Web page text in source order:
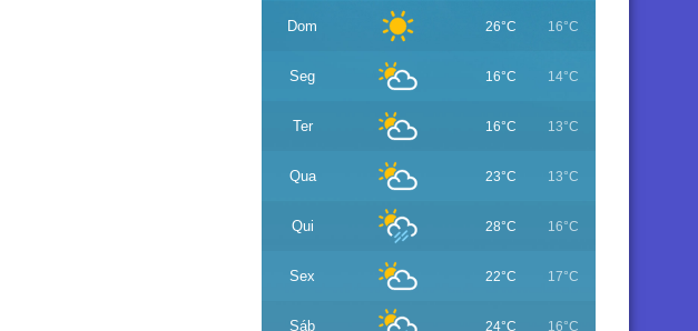
Dom 26°C 16°C
Seg 16°C 14°C
Ter 16°C 13°C
Qua 23°C 13°C
Qui 28°C 16°C
Sex 22°C 17°C
Sáb 24°C 16°C